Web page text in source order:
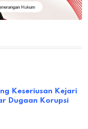
Keseriusan Kejari
Dugaan Korupsi